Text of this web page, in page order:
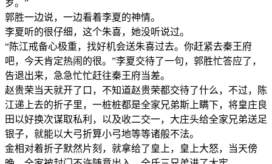
岁。”
郭胜一边说，一边看着李夏的神情。
李夏听的很仔细，这个朱喜，她没听说过。
“陈江戒备心极重，找好机会送朱喜过去。你赶紧去秦王府
吧，今天肯定热闹的很。”李夏交待了一句，郭胜忙答应了，
告退出来，急急忙忙赶往秦王府当差。
赵贵荣当天就开了口，不知道赵贵荣都交待了什么，不过，陈
江递上去的折子里，一桩桩都是全家兄弟斯上瞒下，将皇庄良
田以好换次谋取私利，以及收二交一，大庄头给全家兄弟送足
银子，就能以大弓折算小弓地等等诸般不法。
金相对着折子默然片刻，就拿给了皇上，皇上大怒，当天傍